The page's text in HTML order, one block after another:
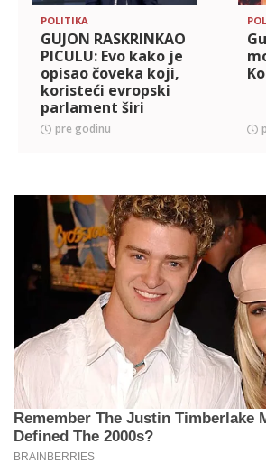
POLITIKA
GUJON RASKRINKAO
PICULU: Evo kako je
opisao čoveka koji,
koristeći evropski
parlament širi
mržnju prema Srbiji
(VIDEO)
pre godinu